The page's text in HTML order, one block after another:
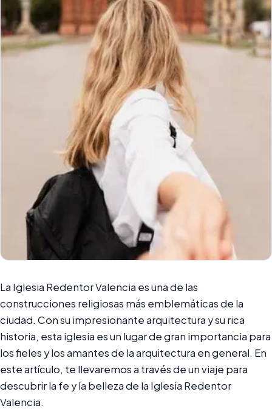
La Iglesia Redentor Valencia es una de las
construcciones religiosas más emblemáticas de la
ciudad. Con su impresionante arquitectura y su rica
historia, esta iglesia es un lugar de gran importancia para
los fieles y los amantes de la arquitectura en general. En
este artículo, te llevaremos a través de un viaje para
descubrir la fe y la belleza de la Iglesia Redentor
Valencia.